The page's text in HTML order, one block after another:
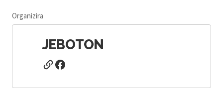
Organizira
JEBOTON